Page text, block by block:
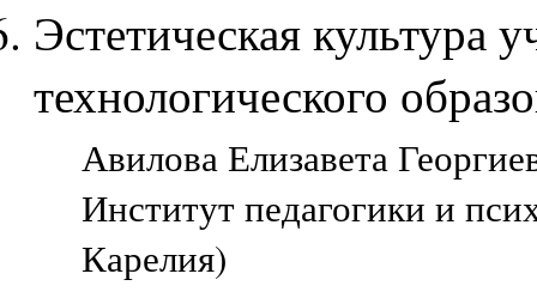
Эстетическая культура
технологического
Авилова Елизавета
Институт педагогики и
Карелия)